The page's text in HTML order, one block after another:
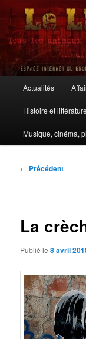
Aller
contenu
principalLe
principal
Actualités
Histoire et littérature
Musique, cinéma,
Navigation
← Précédent
La
Publié le8 avril